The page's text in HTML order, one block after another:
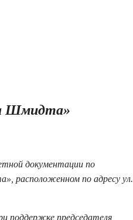
Шмидта»
документации по
расположенном по адресу ул.
поддержке председателя